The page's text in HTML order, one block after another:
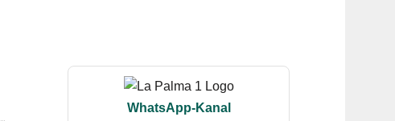
WhatsApp-Kanal